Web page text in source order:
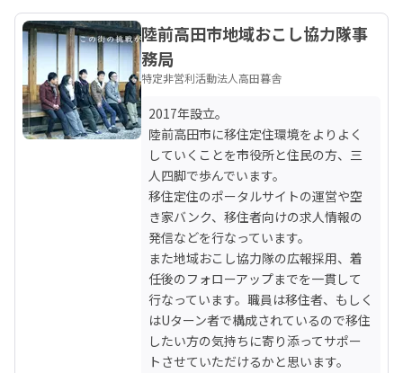
陸前高田市地域おこし協力隊事
務局
特定非営利活動法人高田暮舎
2017年設立。
陸前高田市に移住定住環境をよりよく
していくことを市役所と住民の方、三
人四脚で歩んでいます。
移住定住のポータルサイトの運営や空
き家バンク、移住者向けの求人情報の
発信などを行なっています。
また地域おこし協力隊の広報採用、着
任後のフォローアップまでを一貫して
行なっています。職員は移住者、もしく
はUターン者で構成されているので移住
したい方の気持ちに寄り添ってサポー
トさせていただけるかと思います。